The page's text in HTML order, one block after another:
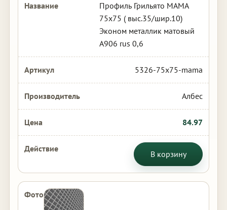
Профиль Грильято МАМА
75х75 ( выс.35/шир.10)
Эконом металлик матовый
А906 rus 0,6
5326-75x75-mama
Албес
84.97
В корзину